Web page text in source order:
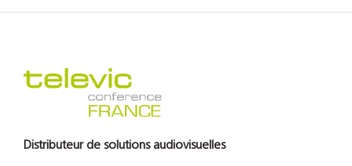
Distributeur de solutions audiovisuelles